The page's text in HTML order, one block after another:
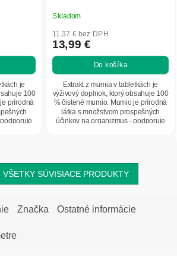
je
100
prírodná
Skladom
11,37 € bez DPH
13,99 €
Do košíka
Extrakt z mumia v tabletkách je
výživový doplnok, ktorý obsahuje 100
% čistené mumio. Mumio je prírodná
látka s množstvom prospešných
účinkov na organizmus - podporuje
SÚVISIACE PRODUKTY
Značka Ostatné informácie